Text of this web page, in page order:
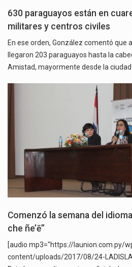
630 paraguayos están en
militares y centros civiles
En ese orden, González comentó que
llegaron 203 paraguayos hasta la
Amistad, mayormente desde la ciudad
Comenzó la semana del
che ñe’ẽ”
[audio mp3="https://launion.com.py/
content/uploads/2017/08/24-